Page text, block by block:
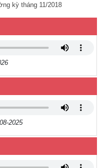
kỳ tháng 11/2018
2025